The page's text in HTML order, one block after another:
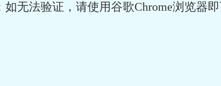
无法验证，请使用谷歌Chrome浏览器即